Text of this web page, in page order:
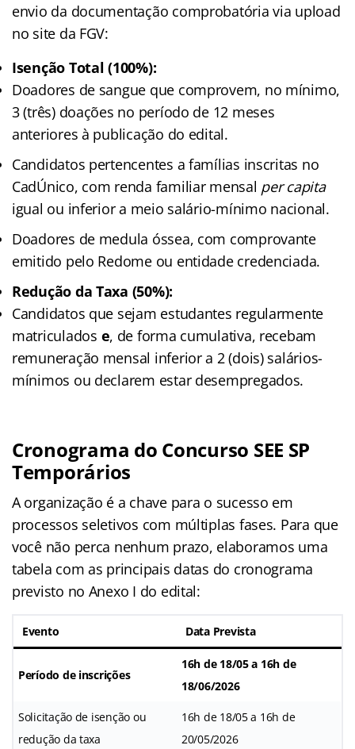
envio da documentação comprobatória via upload
no site da FGV:
Isenção Total (100%):
Doadores de sangue que comprovem, no mínimo,
3 (três) doações no período de 12 meses
anteriores à publicação do edital.
Candidatos pertencentes a famílias inscritas no
CadÚnico, com renda familiar mensal per capita
igual ou inferior a meio salário-mínimo nacional.
Doadores de medula óssea, com comprovante
emitido pelo Redome ou entidade credenciada.
Redução da Taxa (50%):
Candidatos que sejam estudantes regularmente
matriculados e, de forma cumulativa, recebam
remuneração mensal inferior a 2 (dois) salários-
mínimos ou declarem estar desempregados.
Cronograma do Concurso SEE SP
Temporários
A organização é a chave para o sucesso em
processos seletivos com múltiplas fases. Para que
você não perca nenhum prazo, elaboramos uma
tabela com as principais datas do cronograma
previsto no Anexo I do edital:
Evento Data Prevista
Período de inscrições
16h de 18/05 a 16h de
18/06/2026
Solicitação de isenção ou
redução da taxa
16h de 18/05 a 16h de
20/05/2026